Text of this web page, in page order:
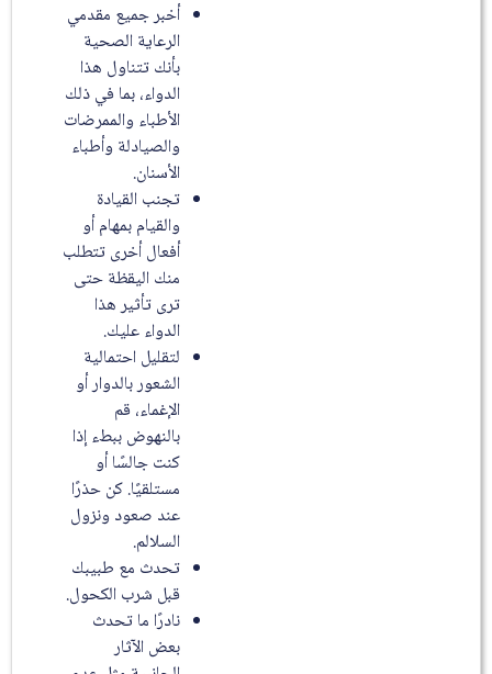
أخبر جميع مقدمي
الرعاية الصحية
بأنك تتناول هذا
الدواء، بما في ذلك
الأطباء والممرضات
والصيادلة وأطباء
الأسنان.
تجنب القيادة
والقيام بمهام أو
أفعال أخرى تتطلب
منك اليقظة حتى
ترى تأثير هذا
الدواء عليك.
لتقليل احتمالية
الشعور بالدوار أو
الإغماء، قم
بالنهوض ببطء إذا
كنت جالسًا أو
مستلقيًا. كن حذرًا
عند صعود ونزول
السلالم.
تحدث مع طبيبك
قبل شرب الكحول.
نادرًا ما تحدث
بعض الآثار